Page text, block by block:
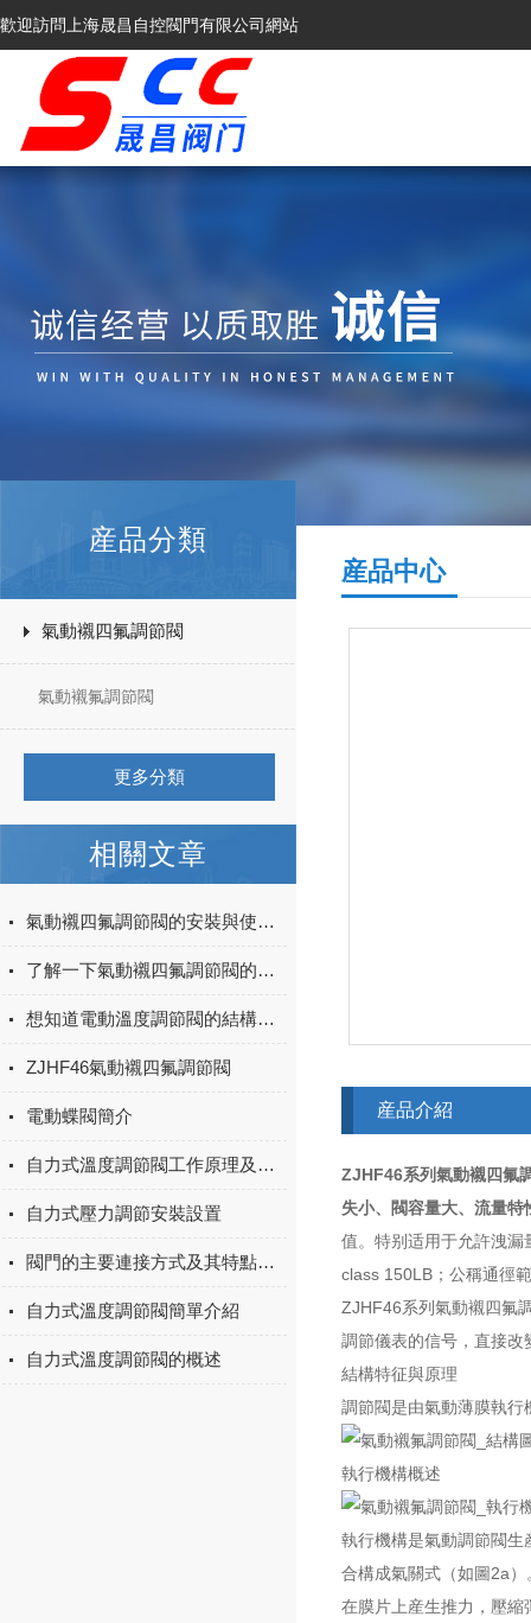
歡迎訪問上海晟昌自控閥門有限公司網站
産品分類
氣動襯四氟調節閥
氣動襯氟調節閥
更多分類
相關文章
氣動襯四氟調節閥的安裝與使用注意事項都在本篇
了解一下氣動襯四氟調節閥的結構原理吧
想知道電動溫度調節閥的結構與原理麽？看完這些就行
ZJHF46氣動襯四氟調節閥
電動蝶閥簡介
自力式溫度調節閥工作原理及特點
自力式壓力調節安裝設置
閥門的主要連接方式及其特點介紹
自力式溫度調節閥簡單介紹
自力式溫度調節閥的概述
産品中心
産品介紹
ZJHF46系列氣動襯四氟
失小、閥容量大、流量
值。特别适用于允許洩
class 150LB；公稱通徑
ZJHF46系列氣動襯四氟
調節儀表的信号，直接
結構特征與原理
調節閥是由氣動薄膜執
執行機構概述
執行機構是氣動調節閥
合構成氣關式（如圖2a
在膜片上産生推力，壓